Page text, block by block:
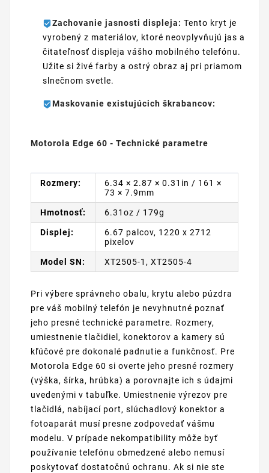
Zachovanie jasnosti displeja: Tento kryt je
vyrobený z materiálov, ktoré neovplyvňujú jas a
čitateľnosť displeja vášho mobilného telefónu.
Užite si živé farby a ostrý obraz aj pri priamom
slnečnom svetle.
Maskovanie existujúcich škrabancov:
Motorola Edge 60 - Technické parametre
Rozmery:
6.34 × 2.87 × 0.31in / 161 ×
73 × 7.9mm
Hmotnosť: 6.31oz / 179g
Displej:
6.67 palcov, 1220 x 2712
pixelov
Model SN: XT2505-1, XT2505-4
Pri výbere správneho obalu, krytu alebo púzdra
pre váš mobilný telefón je nevyhnutné poznať
jeho presné technické parametre. Rozmery,
umiestnenie tlačidiel, konektorov a kamery sú
kľúčové pre dokonalé padnutie a funkčnosť. Pre
Motorola Edge 60 si overte jeho presné rozmery
(výška, šírka, hrúbka) a porovnajte ich s údajmi
uvedenými v tabuľke. Umiestnenie výrezov pre
tlačidlá, nabíjací port, slúchadlový konektor a
fotoaparát musí presne zodpovedať vášmu
modelu. V prípade nekompatibility môže byť
používanie telefónu obmedzené alebo nemusí
poskytovať dostatočnú ochranu. Ak si nie ste